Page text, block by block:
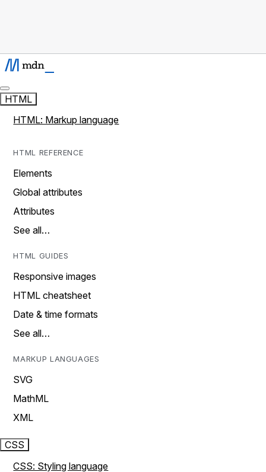
HTML
HTML: Markup language
HTML REFERENCE
Elements
Global attributes
Attributes
See all…
HTML GUIDES
Responsive images
HTML cheatsheet
Date & time formats
See all…
MARKUP LANGUAGES
SVG
MathML
XML
CSS
CSS: Styling language